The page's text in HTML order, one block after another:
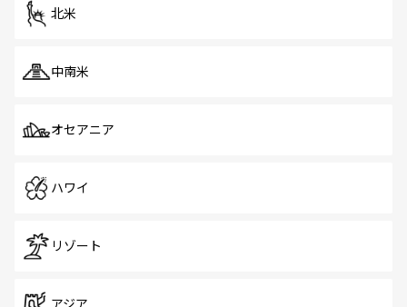
北米
中南米
オセアニア
ハワイ
リゾート